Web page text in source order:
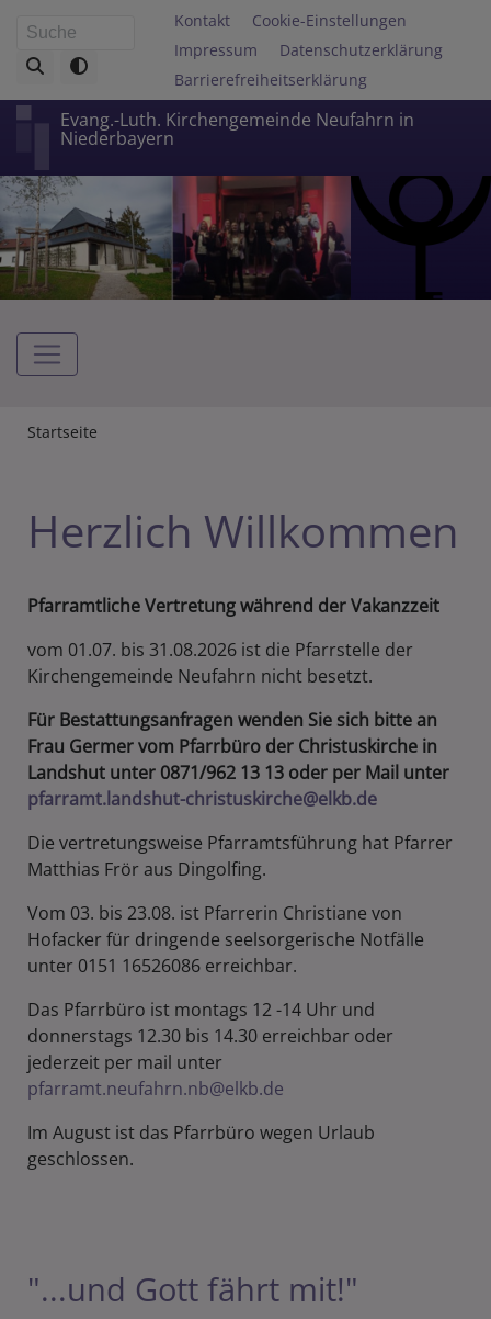
zum
Inhalt
Suche Fußbereichsmenü
Kontakt
Cookie-Einstellungen
Impressum
Datenschutzerklärung
Barrierefreiheitserklärung
Evang.-Luth. Kirchengemeinde Neufahrn in
Niederbayern
Hauptnavigation
Breadcrumb
Startseite
Herzlich Willkommen
Pfarramtliche Vertretung während der Vakanzzeit
vom 01.07. bis 31.08.2026 ist die Pfarrstelle der
Kirchengemeinde Neufahrn nicht besetzt.
Für Bestattungsanfragen wenden Sie sich bitte an
Frau Germer vom Pfarrbüro der Christuskirche in
Landshut unter 0871/962 13 13 oder per Mail unter
pfarramt.landshut-christuskirche@elkb.de
Die vertretungsweise Pfarramtsführung hat Pfarrer
Matthias Frör aus Dingolfing.
Vom 03. bis 23.08. ist Pfarrerin Christiane von
Hofacker für dringende seelsorgerische Notfälle
unter 0151 16526086 erreichbar.
Das Pfarrbüro ist montags 12 -14 Uhr und
donnerstags 12.30 bis 14.30 erreichbar oder
jederzeit per mail unter
pfarramt.neufahrn.nb@elkb.de
Im August ist das Pfarrbüro wegen Urlaub
geschlossen.
"...und Gott fährt mit!"